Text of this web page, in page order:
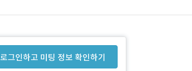
로그인하고 미팅 정보 확인하기